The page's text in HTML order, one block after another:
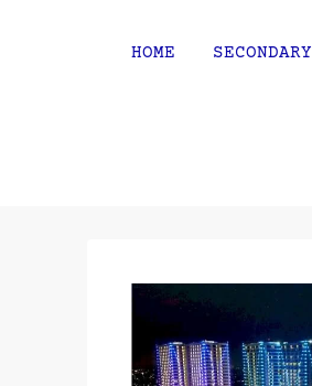
HOME SECONDARY